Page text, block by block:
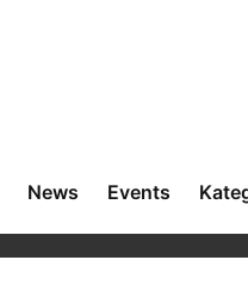
News Events